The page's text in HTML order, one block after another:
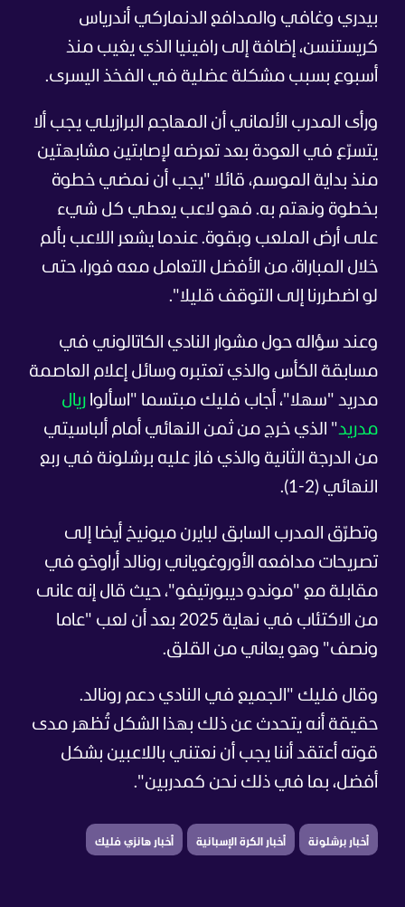
بيدري وغافي والمدافع الدنماركي أندرياس
كريستنسن، إضافة إلى رافينيا الذي يغيب منذ
أسبوع بسبب مشكلة عضلية في الفخذ اليسرى.
ورأى المدرب الألماني أن المهاجم البرازيلي يجب ألا
يتسرّع في العودة بعد تعرضه لإصابتين مشابهتين
منذ بداية الموسم، قائلا "يجب أن نمضي خطوة
بخطوة ونهتم به. فهو لاعب يعطي كل شيء
على أرض الملعب وبقوة. عندما يشعر اللاعب بألم
خلال المباراة، من الأفضل التعامل معه فورا، حتى
لو اضطررنا إلى التوقف قليلا".
وعند سؤاله حول مشوار النادي الكاتالوني في
مسابقة الكأس والذي تعتبره وسائل إعلام العاصمة
مدريد "سهلا"، أجاب فليك مبتسما "اسألوا ريال
مدريد" الذي خرج من ثمن النهائي أمام ألباسيتي
من الدرجة الثانية والذي فاز عليه برشلونة في ربع
النهائي (2-1).
وتطرّق المدرب السابق لبايرن ميونيخ أيضا إلى
تصريحات مدافعه الأوروغوياني رونالد أراوخو في
مقابلة مع "موندو ديبورتيفو"، حيث قال إنه عانى
من الاكتئاب في نهاية 2025 بعد أن لعب "عاما
ونصف" وهو يعاني من القلق.
وقال فليك "الجميع في النادي دعم رونالد.
حقيقة أنه يتحدث عن ذلك بهذا الشكل تُظهر مدى
قوته أعتقد أننا يجب أن نعتني باللاعبين بشكل
أفضل، بما في ذلك نحن كمدربين".
أخبار برشلونة أخبار الكرة الإسبانية أخبار هانزي فليك